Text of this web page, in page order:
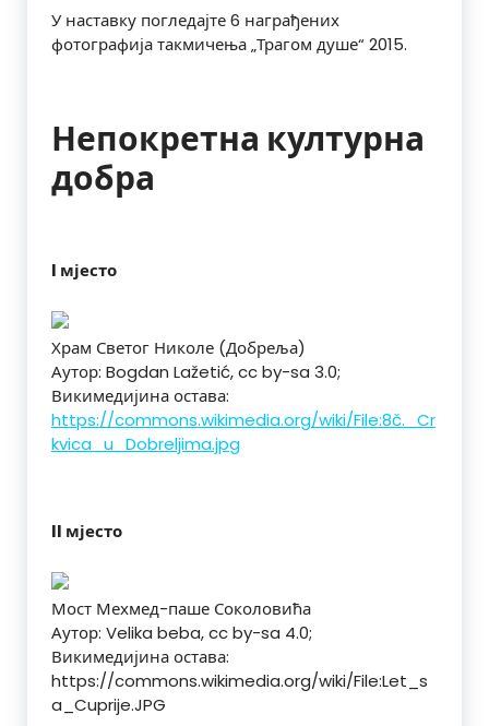
У наставку погледајте 6 награђених
фотографија такмичења„Трагом душе“ 2015.
Непокретна културна
добра
I мјесто
Храм Светог Николе (Добреља)
Аутор: Bogdan Lažetić, cc by-sa 3.0;
Викимедијина остава:
https://commons.wikimedia.org/wiki/File:8č._Cr
kvica_u_Dobreljima.jpg
II мјесто
Мост Мехмед-паше Соколовића
Аутор: Velika beba, cc by-sa 4.0;
Викимедијина остава:
https://commons.wikimedia.org/wiki/File:Let_s
a_Cuprije.JPG